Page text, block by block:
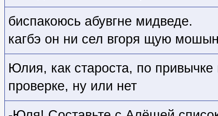
биспакоюсь абувгне мидведе.
кагбэ он ни сел вгоря щую
Юлия, как староста, по
проверке, ну или нет